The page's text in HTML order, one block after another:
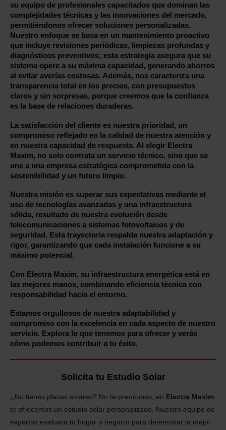
su equipo de profesionales capacitados que dominan las
complejidades técnicas y las innovaciones del mercado,
permitiéndonos ofrecer soluciones personalizadas.
Nuestro enfoque se basa en un mantenimiento proactivo
que incluye revisiones periódicas, limpiezas profundas y
diagnósticos preventivos; esta estrategia asegura que su
sistema opere a su máxima capacidad, generando ahorros
al evitar averías costosas. Además, nos caracteriza una
transparencia total en los precios, con presupuestos
claros y sin sorpresas, porque creemos que la confianza
es la base de relaciones duraderas.
La satisfacción del cliente es nuestra prioridad, un
compromiso reflejado en la calidad de nuestra atención y
en nuestra capacidad de respuesta. Al elegir Electra
Maxim, no solo contrata un servicio técnico, sino que se
une a una empresa estratégica comprometida con la
sostenibilidad y un futuro limpio.
Nuestra misión es superar sus expectativas mediante el
uso de tecnologías avanzadas y una infraestructura
sólida, resultado de nuestra evolución desde
telecomunicaciones a sistemas fotovoltaicos y de
seguridad. Esta trayectoria respalda nuestra adaptación y
rigor, garantizando que cada instalación funcione a su
máximo potencial.
Con Electra Maxim, su infraestructura energética está en
las mejores manos, combinando eficiencia técnica con
responsabilidad hacia el entorno.
Estamos orgullosos de nuestra adaptabilidad y
compromiso con la excelencia en cada aspecto de nuestro
servicio. Explora lo que tenemos para ofrecer y verás
cómo podemos contribuir a tu éxito.
Solicita tu Estudio Solar
¿No tienes placas solares? No te preocupes, en Electra Maxim
te ofrecemos un estudio solar personalizado. Nuestro equipo de
expertos evaluará tu hogar o negocio para determinar la mejor